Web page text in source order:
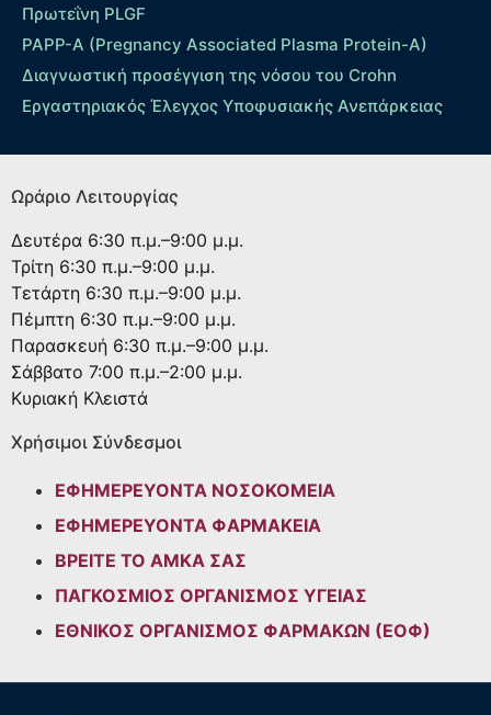
Πρωτεΐνη PLGF
PAPP-A (Pregnancy Associated Plasma Protein-A)
Διαγνωστική προσέγγιση της νόσου του Crohn
Εργαστηριακός Έλεγχος Υποφυσιακής Ανεπάρκειας
Ωράριο Λειτουργίας
Δευτέρα 6:30 π.μ.–9:00 μ.μ.
Τρίτη 6:30 π.μ.–9:00 μ.μ.
Τετάρτη 6:30 π.μ.–9:00 μ.μ.
Πέμπτη 6:30 π.μ.–9:00 μ.μ.
Παρασκευή 6:30 π.μ.–9:00 μ.μ.
Σάββατο 7:00 π.μ.–2:00 μ.μ.
Κυριακή Κλειστά
Χρήσιμοι Σύνδεσμοι
ΕΦΗΜΕΡΕΥΟΝΤΑ ΝΟΣΟΚΟΜΕΙΑ
ΕΦΗΜΕΡΕΥΟΝΤΑ ΦΑΡΜΑΚΕΙΑ
ΒΡΕΙΤΕ ΤΟ ΑΜΚΑ ΣΑΣ
ΠΑΓΚΟΣΜΙΟΣ ΟΡΓΑΝΙΣΜΟΣ ΥΓΕΙΑΣ
ΕΘΝΙΚΟΣ ΟΡΓΑΝΙΣΜΟΣ ΦΑΡΜΑΚΩΝ (ΕΟΦ)